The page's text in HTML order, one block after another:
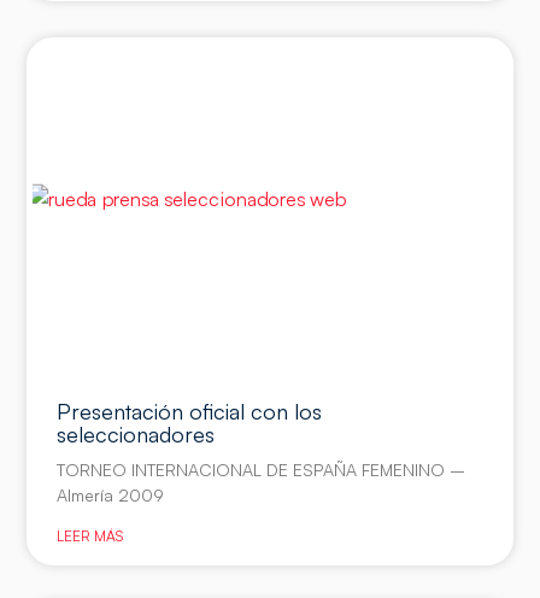
Presentación oficial con los
seleccionadores
TORNEO INTERNACIONAL DE ESPAÑA FEMENINO –
Almería 2009
LEER MÁS